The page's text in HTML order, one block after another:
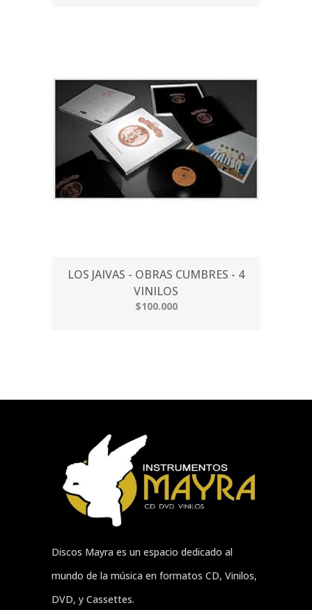
LOS JAIVAS - OBRAS CUMBRES - 4
VINILOS
$100.000
Discos Mayra es un espacio dedicado al
mundo de la música en formatos CD, Vinilos,
DVD, y Cassettes.